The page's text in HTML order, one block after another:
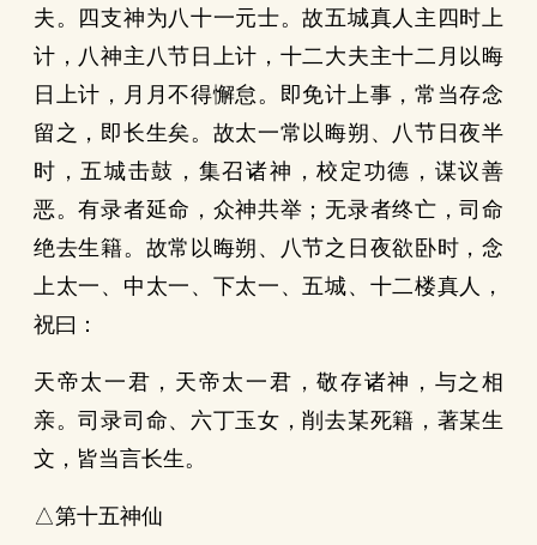
夫。四支神为八十一元士。故五城真人主四时上
计，八神主八节日上计，十二大夫主十二月以晦
日上计，月月不得懈怠。即免计上事，常当存念
留之，即长生矣。故太一常以晦朔、八节日夜半
时，五城击鼓，集召诸神，校定功德，谋议善
恶。有录者延命，众神共举；无录者终亡，司命
绝去生籍。故常以晦朔、八节之日夜欲卧时，念
上太一、中太一、下太一、五城、十二楼真人，
祝曰：
天帝太一君，天帝太一君，敬存诸神，与之相
亲。司录司命、六丁玉女，削去某死籍，著某生
文，皆当言长生。
△第十五神仙